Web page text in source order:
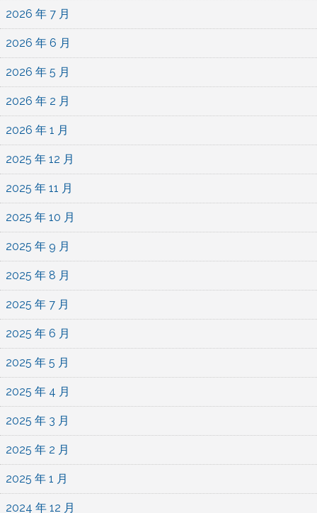
2026 年 7 月
2026 年 6 月
2026 年 5 月
2026 年 2 月
2026 年 1 月
2025 年 12 月
2025 年 11 月
2025 年 10 月
2025 年 9 月
2025 年 8 月
2025 年 7 月
2025 年 6 月
2025 年 5 月
2025 年 4 月
2025 年 3 月
2025 年 2 月
2025 年 1 月
2024 年 12 月